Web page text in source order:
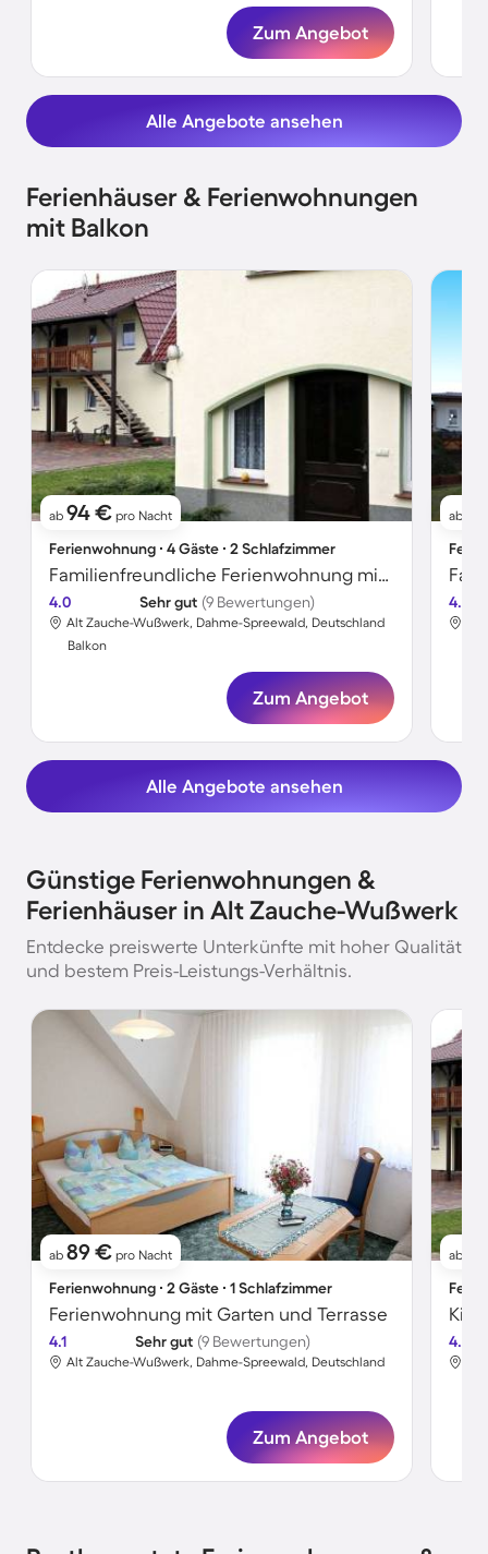
Zum Angebot
Alle Angebote ansehen
Ferienhäuser & Ferienwohnungen
mit Balkon
ab 94 € pro Nacht
Ferienwohnung ∙ 4 Gäste ∙ 2 Schlafzimmer
Familienfreundliche Ferienwohnung mit Garten und Terrasse
4.0 Sehr gut (9 Bewertungen)
Alt Zauche-Wußwerk, Dahme-Spreewald, Deutschland
Balkon
Zum Angebot
ab
4.4
Alle Angebote ansehen
Günstige Ferienwohnungen &
Ferienhäuser in Alt Zauche-Wußwerk
Entdecke preiswerte Unterkünfte mit hoher Qualität
und bestem Preis-Leistungs-Verhältnis.
ab 89 € pro Nacht
Ferienwohnung ∙ 2 Gäste ∙ 1 Schlafzimmer
Ferienwohnung mit Garten und Terrasse
4.1 Sehr gut (9 Bewertungen)
Alt Zauche-Wußwerk, Dahme-Spreewald, Deutschland
Zum Angebot
ab
4.0